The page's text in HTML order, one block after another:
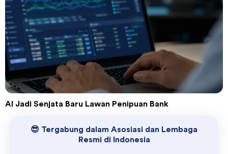
AI Jadi Senjata Baru Lawan Penipuan Bank
😎 Tergabung dalam Asosiasi dan Lembaga
Resmi di Indonesia